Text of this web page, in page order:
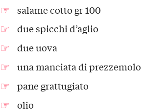
salame cotto gr 100
due spicchi d’aglio
due uova
una manciata di prezzemolo
pane grattugiato
olio